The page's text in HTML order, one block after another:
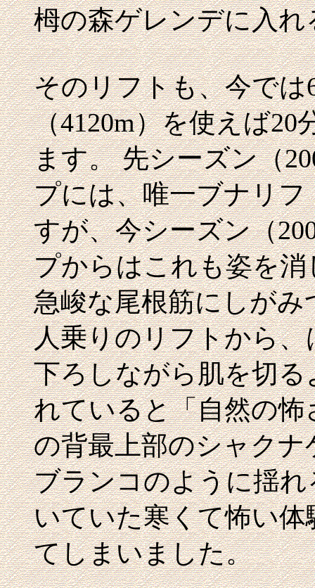
栂の森ゲレンデに入
そのリフトも、今で
（4120m）を使えば
ます。 先シーズン（
プには、唯一ブナリ
すが、今シーズン（
プからはこれも姿を
急峻な尾根筋にしが
人乗りのリフトから
下ろしながら肌を切
れていると「自然の
の背最上部のシャク
ブランコのように揺
いていた寒くて怖い
てしまいました。